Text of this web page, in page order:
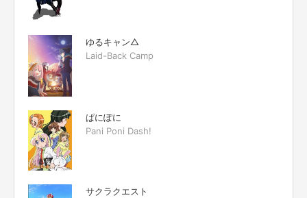
ゆるキャン△
Laid-Back Camp
ぱにぽに
Pani Poni Dash!
サクラクエスト